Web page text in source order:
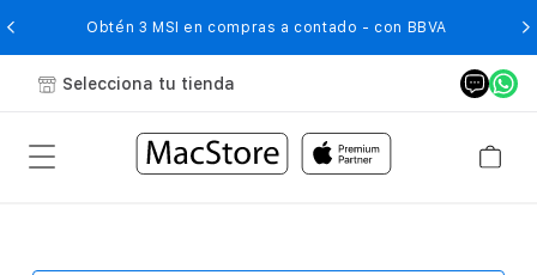
Obtén 3 MSI en compras a contado - con BBVA
Selecciona tu tienda